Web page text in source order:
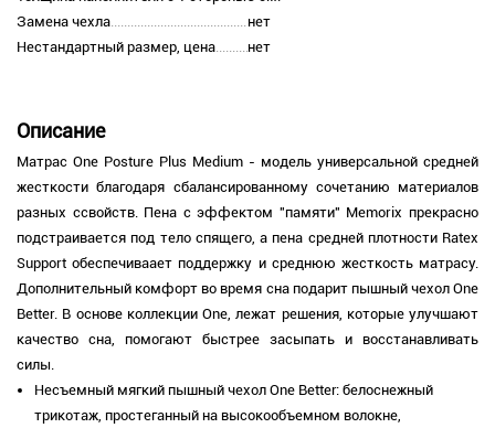
Замена чехла
нет
Нестандартный размер, цена
нет
Описание
Матрас One Posture Plus Medium - модель универсальной средней
жесткости благодаря сбалансированному сочетанию материалов
разных ссвойств. Пена с эффектом "памяти" Memorix прекрасно
подстраивается под тело спящего, а пена средней плотности Ratex
Support обеспечиваает поддержку и среднюю жесткость матрасу.
Дополнительный комфорт во время сна подарит пышный чехол One
Better. В основе коллекции One, лежат решения, которые улучшают
качество сна, помогают быстрее засыпать и восстанавливать
силы.
Несъемный мягкий пышный чехол One Better: белоснежный
трикотаж, простеганный на высокообъемном волокне,